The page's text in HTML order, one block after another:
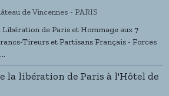
du Souvenir.
de Vincennes - PARIS
de Paris et Hommage aux 7
Tireurs et Partisans Français - Forces
la libération de Paris à l'Hôtel de